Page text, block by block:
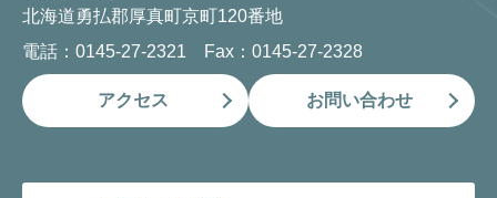
北海道勇払郡厚真町京町120番地
電話：0145-27-2321 Fax：0145-27-2328
アクセス お問い合わせ